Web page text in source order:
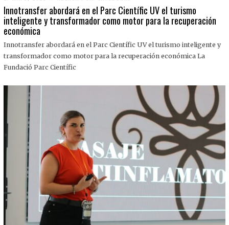
M
A
Y
,
0
2
Innotransfer abordará en el Parc Científic UV el turismo
inteligente y transformador como motor para la recuperación
económica
Innotransfer abordará en el Parc Científic UV el turismo inteligente y
transformador como motor para la recuperación económica La
Fundació Parc Científic